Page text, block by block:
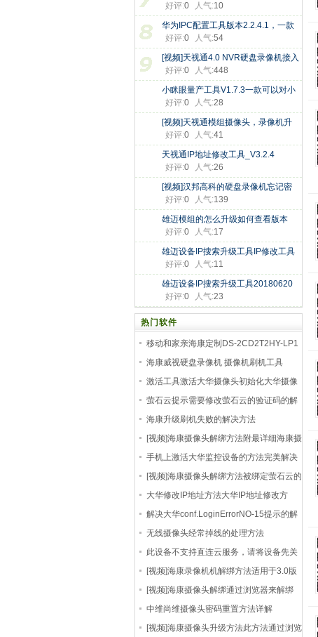
复
好评:0 人气:10
华为IPC配置工具版本2.2.4.1，一款
可
好评:0 人气:54
[视频]天视通4.0 NVR硬盘录像机接入
好评:0 人气:448
小眯眼量产工具V1.7.3一款可以对小
好评:0 人气:28
[视频]天视通模组摄像头，录像机升
好评:0 人气:41
天视通IP地址修改工具_V3.2.4
好评:0 人气:26
[视频]汉邦高科的硬盘录像机忘记密
好评:0 人气:139
雄迈模组的怎么升级如何查看版本
好评:0 人气:17
雄迈设备IP搜索升级工具IP修改工具
好评:0 人气:11
雄迈设备IP搜索升级工具20180620
好评:0 人气:23
热门软件
移动和家亲海康定制DS-2CD2T2HY-LP1
刷机升级包
海康威视硬盘录像机 摄像机刷机工具
hiktool 无限
激活工具激活大华摄像头初始化大华摄像
机方法
萤石云提示需要修改萤石云的验证码的解
决方法
海康升级刷机失败的解决方法
[视频]海康摄像头解绑方法附最详细海康摄
像机
手机上激活大华监控设备的方法完美解决
不带电
[视频]海康摄像头解绑方法被绑定萤石云的
摄像
大华修改IP地址方法大华IP地址修改方
法，大华摄
解决大华conf.LoginErrorNO-15提示的解
决方法
无线摄像头经常掉线的处理方法
此设备不支持直连云服务，请将设备先关
联到海
[视频]海康录像机机解绑方法适用于3.0版
本的硬
[视频]海康摄像头解绑通过浏览器来解绑
中维尚维摄像头密码重置方法详解
[视频]海康摄像头升级方法此方法通过浏览